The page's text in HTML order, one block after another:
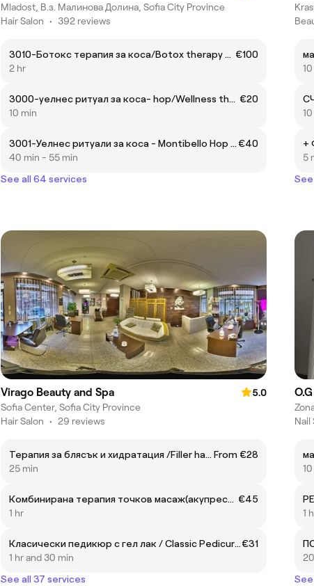
Mladost, В.з. Малинова Долина, Sofia City Province
Hair Salon • 392 reviews
3010-Ботокс терапия за коса/Botox therapy for your hair €100
2 hr
3000-уелнес ритуал за коса- hop/Wellness therapy for your hair €20
10 min
3001-Уелнес ритуали за коса - Montibello Hop със стайлинг/Wellness therapy for your hair with styling €40
40 min - 55 min
See all 64 services
+
5
Virago Beauty and Spa
5.0
Sofia Center, Sofia City Province
Hair Salon • 29 reviews
Терапия за блясък и хидратация /Filler hairspa gloss/Cold Botox From €28
25 min
Комбинирана терапия точков масаж(акупресурен) с Рейки/Energy therapy acupressure massage with Reiki €45
1 hr
Класически педикюр с гел лак / Classic Pedicure with gel polish€31
1 hr and 30 min
See all 37 services
Nail
1
See